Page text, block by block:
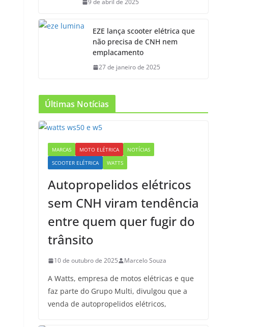
9 de abril de 2025
EZE lança scooter elétrica que
não precisa de CNH nem
emplacamento
27 de janeiro de 2025
Últimas Notícias
MARCAS MOTO ELÉTRICA
NOTÍCIAS
SCOOTER ELÉTRICA
WATTS
Autopropelidos elétricos
sem CNH viram tendência
entre quem quer fugir do
trânsito
10 de outubro de 2025 Marcelo Souza
A Watts, empresa de motos elétricas e que
faz parte do Grupo Multi, divulgou que a
venda de autopropelidos elétricos,